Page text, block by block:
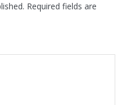
Required fields are